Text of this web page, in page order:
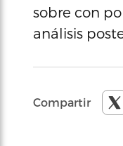
sobre con
análisis
Compartir